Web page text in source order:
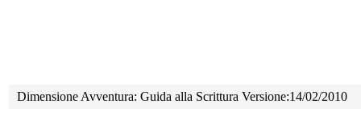
Dimensione Avventura: Guida alla Scrittura Versione:14/02/2010